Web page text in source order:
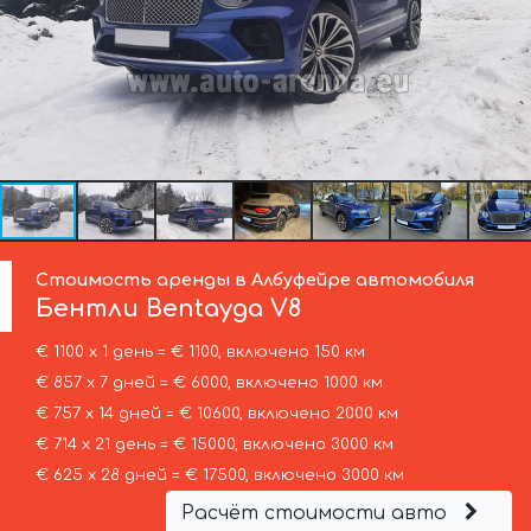
Стоимость аренды в Албуфейре автомобиля
Бентли Bentayga V8
€ 1100 х 1 день = € 1100, включено 150 км
€ 857 х 7 дней = € 6000, включено 1000 км
€ 757 х 14 дней = € 10600, включено 2000 км
€ 714 х 21 день = € 15000, включено 3000 км
€ 625 х 28 дней = € 17500, включено 3000 км
Расчёт стоимости авто